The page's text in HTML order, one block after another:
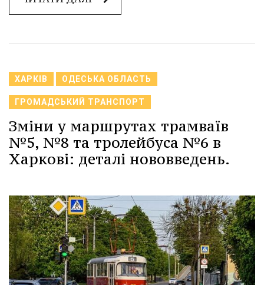
ХАРКІВ ОДЕСЬКА ОБЛАСТЬ
ГРОМАДСЬКИЙ ТРАНСПОРТ
Зміни у маршрутах трамваїв
№5, №8 та тролейбуса №6 в
Харкові: деталі нововведень.